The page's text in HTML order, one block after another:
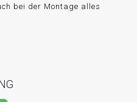
bei der Montage alles